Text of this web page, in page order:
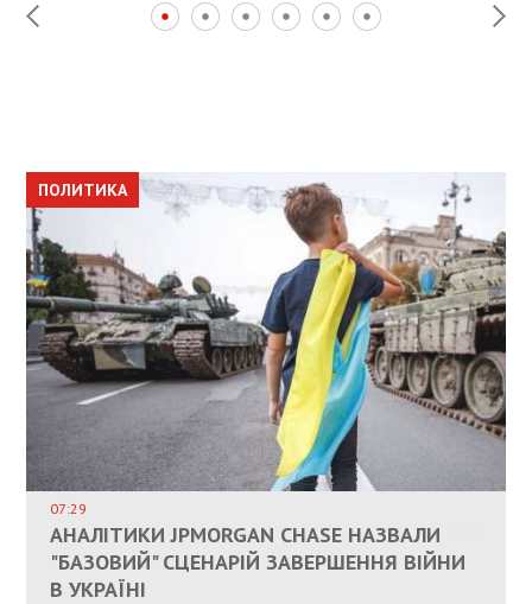
ПОЛИТИКА
КАНДИДАТ В ПРЕМЬЕРЫ ПОЛЬШИ ПРИЗВАЛ
ЕС ПРЕКРАТИТЬ ВОЕННУЮ ПОМОЩЬ
УКРАИНЕ
ПОЛИТИКА
07:29
АНАЛІТИКИ JPMORGAN CHASE НАЗВАЛИ
"БАЗОВИЙ" СЦЕНАРІЙ ЗАВЕРШЕННЯ ВІЙНИ
В УКРАЇНІ
ОБЩЕСТВО
ВЛАСНИКАМ ЗРУЙНОВАНОГО ЖИТЛА
ДОЗВОЛИЛИ НЕ ПЛАТИТИ ЗА КОМУНАЛКУ
ПОЛИТИКА
ИНТЕГРАЦИЯ УКРАИНЫ В НАТО ВРЯД ЛИ
СОСТОИТСЯ В БЛИЖАЙШЕЕ ВРЕМЯ, –
РЮТТЕ
ЭКОНОМИКА
ПАЛИВНИЙ РИНОК РОЗІГРІЛИ ШТУЧНО:
АНАЛІТИКИ ЗВИНУВАТИЛИ АЗС У
СПЕКУЛЯЦІЇ